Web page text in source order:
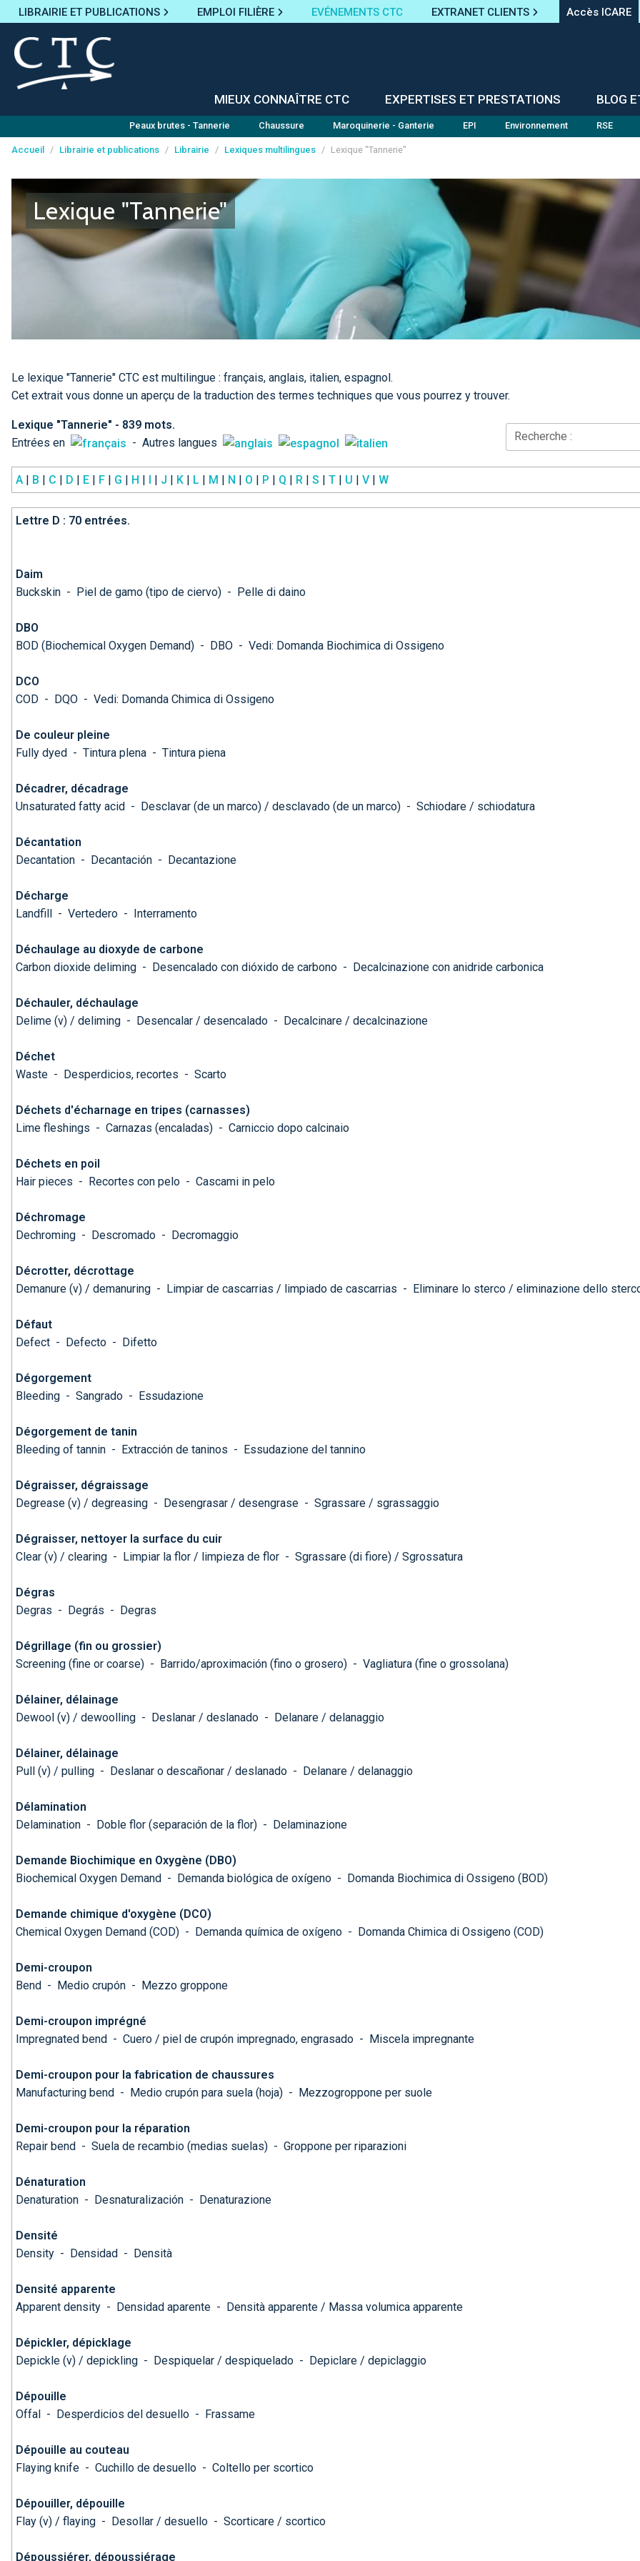
Panneau de gestion des cookies
LIBRAIRIE ET PUBLICATIONS EMPLOI FILIÈRE EVÉNEMENTS CTC EXTRANET CLIENTS Accès ICARE
MIEUX CONNAÎTRE CTC EXPERTISES ET PRESTATIONS BLOG
Peaux brutes - Tannerie Chaussure Maroquinerie - Ganterie EPI Environnement RSE
Accueil / Librairie et publications / Librairie / Lexiques multilingues / Lexique "Tannerie"
Lexique "Tannerie"
Le lexique "Tannerie" CTC est multilingue : français, anglais, italien, espagnol.
Cet extrait vous donne un aperçu de la traduction des termes techniques que vous pourrez y trouver.
Recherche :
Lexique "Tannerie" - 839 mots.
Entrées en
- Autres langues
A B C D E F G H J K L M N O P Q R S T U V W
Lettre D : 70 entrées.
Daim
Buckskin - Piel de gamo (tipo de ciervo) - Pelle di daino
DBO
BOD (Biochemical Oxygen Demand) - DBO - Vedi: Domanda Biochimica di Ossigeno
DCO
COD - DQO - Vedi: Domanda Chimica di Ossigeno
De couleur pleine
Fully dyed - Tintura plena - Tintura piena
Décadrer, décadrage
Unsaturated fatty acid - Desclavar (de un marco) / desclavado (de un marco) - Schiodare / schiodatura
Décantation
Decantation - Decantación - Decantazione
Décharge
Landfill
- Vertedero - Interramento
Déchaulage au dioxyde de carbone
Carbon dioxide deliming - Desencalado con dióxido de carbono - Decalcinazione con anidride carbonica
Déchauler, déchaulage
Delime (v) / deliming - Desencalar / desencalado - Decalcinare / decalcinazione
Déchet
Waste - Desperdicios, recortes - Scarto
Déchets d'écharnage en tripes (carnasses)
Lime fleshings - Carnazas (encaladas) - Carniccio dopo calcinaio
Déchets en poil
Hair pieces - Recortes con pelo - Cascami in pelo
Déchromage
Dechroming - Descromado - Decromaggio
Décrotter, décrottage
Demanure (v) / demanuring - Limpiar de cascarrias / limpiado de cascarrias - Eliminare lo sterco / eliminazione dello
Défaut
Defect - Defecto - Difetto
Dégorgement
Bleeding - Sangrado - Essudazione
Dégorgement de tanin
Bleeding of tannin - Extracción de taninos - Essudazione del tannino
Dégraisser, dégraissage
Degrease (v) / degreasing - Desengrasar / desengrase - Sgrassare / sgrassaggio
Dégraisser, nettoyer la surface du cuir
Clear (v) / clearing - Limpiar la flor / limpieza de flor - Sgrassare (di fiore) / Sgrossatura
Dégras
Degras - Degrás - Degras
Dégrillage (fin ou grossier)
Screening (fine or coarse) - Barrido/aproximación (fino o grosero) - Vagliatura (fine o grossolana)
Délainer, délainage
Dewool (v) / dewoolling - Deslanar / deslanado - Delanare / delanaggio
Délainer, délainage
Pull (v) / pulling - Deslanar o descañonar / deslanado - Delanare / delanaggio
Délamination
Delamination - Doble flor (separación de la flor) - Delaminazione
Demande Biochimique en Oxygène (DBO)
Biochemical Oxygen Demand - Demanda biológica de oxígeno - Domanda Biochimica di Ossigeno (BOD)
Demande chimique d'oxygène (DCO)
Chemical Oxygen Demand (COD) - Demanda química de oxígeno - Domanda Chimica di Ossigeno (COD)
Demi-croupon
Bend - Medio crupón - Mezzo groppone
Demi-croupon imprégné
Impregnated bend - Cuero / piel de crupón impregnado, engrasado - Miscela impregnante
Demi-croupon pour la fabrication de chaussures
Manufacturing bend - Medio crupón para suela (hoja) - Mezzogroppone per suole
Demi-croupon pour la réparation
Repair bend - Suela de recambio (medias suelas) - Groppone per riparazioni
Dénaturation
Denaturation - Desnaturalización - Denaturazione
Densité
Density - Densidad - Densità
Densité apparente
Apparent density - Densidad aparente - Densità apparente / Massa volumica apparente
Dépickler, dépicklage
Depickle (v) / depickling - Despiquelar / despiquelado - Depiclare / depiclaggio
Dépouille
Offal
- Desperdicios del desuello - Frassame
Dépouille au couteau
Flaying knife - Cuchillo de desuello - Coltello per scortico
Dépouiller, dépouille
Flay (v) / flaying - Desollar / desuello - Scorticare / scortico
Dépoussiérer, dépoussiérage